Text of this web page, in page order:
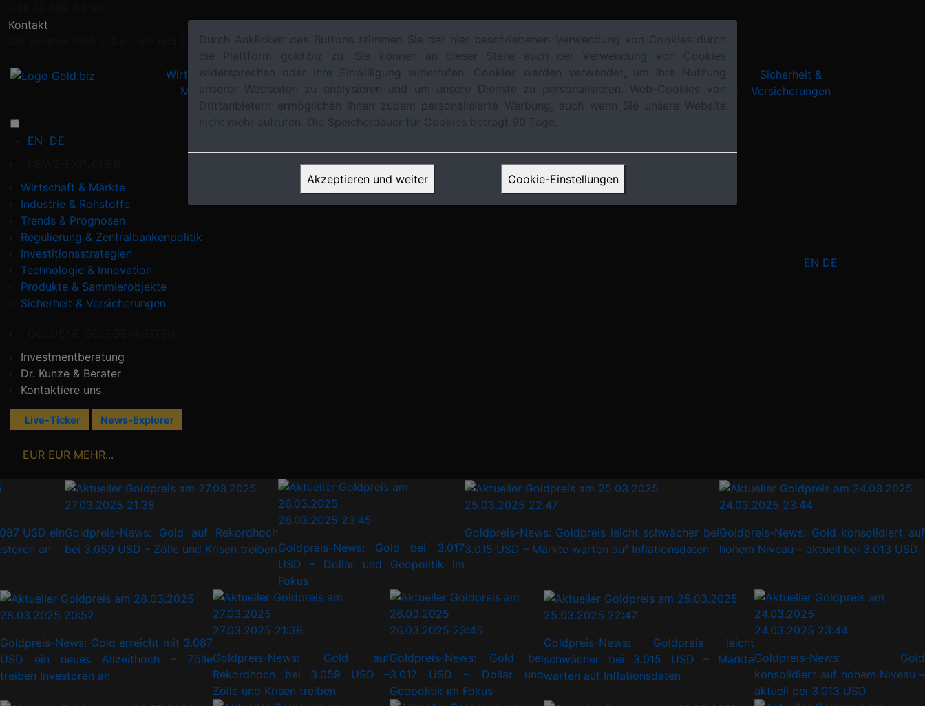
Kontakt
Wir beraten Dich in Deutsch und Englisch
Wirtschaft &
Märkte
Industrie &
Rohstoffe
Trends &
Prognosen
Regulierung &
Zentralbankenpolitik
Investitions-
strategien
Technologie &
Innovation
Produkte &
Sammlerobjekte
Sicherheit &
Versicherungen
EN DE
Wirtschaft & Märkte
Industrie & Rohstoffe
Trends & Prognosen
Regulierung & Zentralbankenpolitik
Investitionsstrategien
Technologie & Innovation
Produkte & Sammlerobjekte
Sicherheit & Versicherungen
Investmentberatung
Dr. Kunze & Berater
Kontaktiere uns
EN DE
Live-Ticker News-Explorer
EUR EUR MEHR...
ein
an
27.03.2025 21:38
Goldpreis-News: Gold auf Rekordhoch
bei 3.059 USD – Zölle und Krisen treiben
26.03.2025 23:45
Goldpreis-News: Gold bei 3.017
USD – Dollar und Geopolitik im
Fokus
25.03.2025 22:47
Goldpreis-News: Goldpreis leicht schwächer bei
3.015 USD – Märkte warten auf Inflationsdaten
24.03.2025 23:44
Goldpreis-News: Gold konsolidiert auf
hohem Niveau – aktuell bei 3.013 USD
28.03.2025 20:52
Goldpreis-News: Gold erreicht mit 3.087
USD ein neues Allzeithoch – Zölle
treiben Investoren an
27.03.2025 21:38
Goldpreis-News: Gold auf
Rekordhoch bei 3.059 USD –
Zölle und Krisen treiben
26.03.2025 23:45
Goldpreis-News: Gold bei
3.017 USD – Dollar und
Geopolitik im Fokus
25.03.2025 22:47
Goldpreis-News: Goldpreis leicht
schwächer bei 3.015 USD – Märkte
warten auf Inflationsdaten
24.03.2025 23:44
Goldpreis-News: Gold
konsolidiert auf hohem Niveau –
aktuell bei 3.013 USD
Durch Anklicken des Buttons stimmen Sie der hier beschriebenen Verwendung von Cookies durch
die Plattform gold.biz zu. Sie können an dieser Stelle auch der Verwendung von Cookies
widersprechen oder Ihre Einwilligung widerrufen. Cookies werden verwendet, um Ihre Nutzung
unserer Webseiten zu analysieren und um unsere Dienste zu personalisieren. Web-Cookies von
Drittanbietern ermöglichen Ihnen zudem personalisierte Werbung, auch wenn Sie unsere Website
nicht mehr aufrufen. Die Speicherdauer für Cookies beträgt 90 Tage.
Akzeptieren und weiter Cookie-Einstellungen